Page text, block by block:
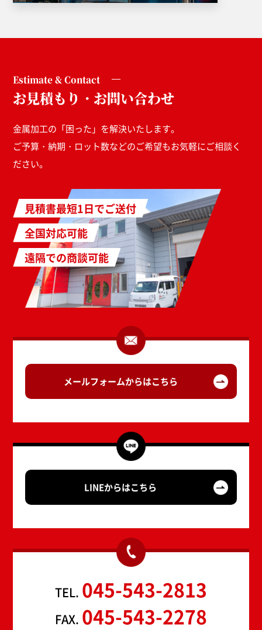
Estimate & Contact
お見積もり・お問い合わせ
金属加工の「困った」を解決いたします。
ご予算・納期・ロット数などのご希望もお気軽にご相談く
ださい。
見積書最短1日でご送付
全国対応可能
遠隔での商談可能
メールフォームからはこちら
LINEからはこちら
TEL. 045-543-2813
FAX. 045-543-2278